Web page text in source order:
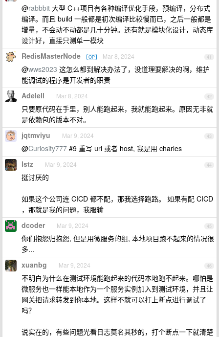
@rabbbit 大型 C++项目有各种编译优化手段，预编译，分布式
编译。而且 build 一般都是初次编译比较慢而已，之后一般都是
增量，不会动不动都是几十分钟。还有就是模块化设计，动态库
设计好，直接只测单一模块
41
RedisMasterNode OP Mar 8, 2024
@wws2023 这怎么都到解决办法了，没道理要解决的啊，维护
能调试的程序是开发者的职责
42
Adelell Mar 8, 2024
只要原代码在手里，别人能跑起来，我就能跑起来。原因无非就
是依赖包的版本不对。
43
jqtmviyu Mar 9, 2024
@Curiosity777 #9 重写 url 或者 host, 我是用 charles
44
lstz Mar 9, 2024
挺讨厌的
如果这个公司连 CICD 都不配，那我选择跑路。 如果有配 CICD
，那就是我的问题，我服输
45
dcoder Mar 9, 2024
你们抱怨归抱怨, 但是用微服务的组, 本地项目跑不起来的情况很
多...
46
xuanbg Mar 9, 2024
不明白为什么在测试环境能跑起来的代码本地跑不起来。哪怕是
微服务也一样能本地作为一个服务实例加入到测试环境，并且让
网关把请求转发到你本地。这样不就可以打上断点进行调试了
吗？
说实在的，有些问题光看日志莫名其秒的，打个断点一下就清楚